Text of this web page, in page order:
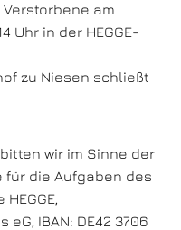
am
Uhr in der HEGGE-
zu Niesen schließt
wir im Sinne der
für die Aufgaben des
IBAN: DE42 3706